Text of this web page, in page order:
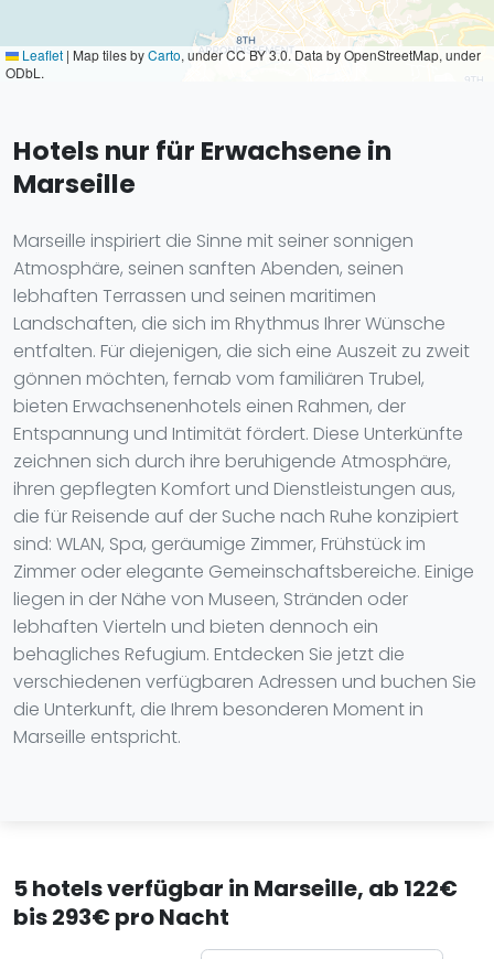
Leaflet | Map tiles byCarto, under CC BY 3.0. Data by OpenStreetMap, under
ODbL.
Hotels nur für Erwachsene in
Marseille
Marseille inspiriert die Sinne mit seiner sonnigen
Atmosphäre, seinen sanften Abenden, seinen
lebhaften Terrassen und seinen maritimen
Landschaften, die sich im Rhythmus Ihrer Wünsche
entfalten. Für diejenigen, die sich eine Auszeit zu zweit
gönnen möchten, fernab vom familiären Trubel,
bieten Erwachsenenhotels einen Rahmen, der
Entspannung und Intimität fördert. Diese Unterkünfte
zeichnen sich durch ihre beruhigende Atmosphäre,
ihren gepflegten Komfort und Dienstleistungen aus,
die für Reisende auf der Suche nach Ruhe konzipiert
sind: WLAN, Spa, geräumige Zimmer, Frühstück im
Zimmer oder elegante Gemeinschaftsbereiche. Einige
liegen in der Nähe von Museen, Stränden oder
lebhaften Vierteln und bieten dennoch ein
behagliches Refugium. Entdecken Sie jetzt die
verschiedenen verfügbaren Adressen und buchen Sie
die Unterkunft, die Ihrem besonderen Moment in
Marseille entspricht.
5 hotels verfügbar in Marseille, ab 122€
bis 293€ pro Nacht